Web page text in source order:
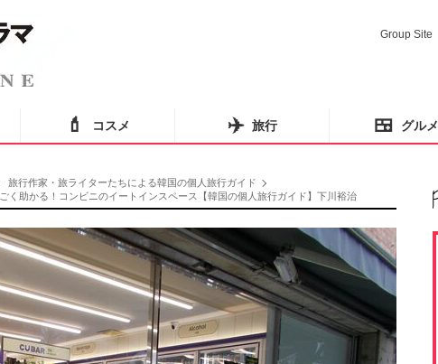
Group Site
💄 コスメ ✈️ 旅行 🍱 グルメ
旅行作家・旅ライターたちによる韓国の個人旅行ガイド
く助かる！コンビニのイートインスペース【韓国の個人旅行ガイド】下川裕治